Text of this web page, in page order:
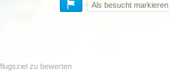
Als besucht markieren
zu bewerten